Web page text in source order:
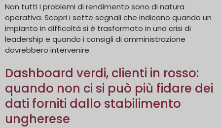
Non tutti i problemi di rendimento sono di natura
operativa. Scopri i sette segnali che indicano quando un
impianto in difficoltà si è trasformato in una crisi di
leadership e quando i consigli di amministrazione
dovrebbero intervenire.
Dashboard verdi, clienti in rosso:
quando non ci si può più fidare dei
dati forniti dallo stabilimento
ungherese